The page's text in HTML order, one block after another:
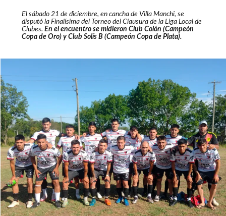
El sábado 21 de diciembre, en cancha de Villa Manchi, se
disputó la Finalísima del Torneo del Clausura de la Liga Local de
Clubes. En el encuentro se midieron Club Colón (Campeón
Copa de Oro) y Club Solís B (Campeón Copa de Plata).